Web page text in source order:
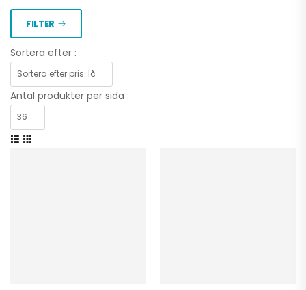
FILTER
Sortera efter :
Antal produkter per sida :